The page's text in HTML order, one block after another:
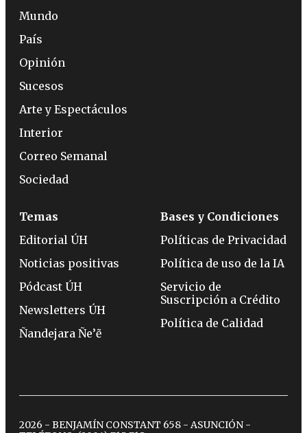
Mundo
País
Opinión
Sucesos
Arte y Espectáculos
Interior
Correo Semanal
Sociedad
Temas
Editorial ÚH
Noticias positivas
Pódcast ÚH
Newsletters ÚH
Ñandejara Ñe’ẽ
Bases y Condiciones
Políticas de Privacidad
Política de uso de la IA
Servicio de
Suscripción a Crédito
Política de Calidad
2026 - BENJAMÍN CONSTANT 658 - ASUNCIÓN -